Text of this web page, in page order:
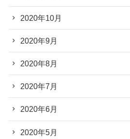
2020年10月
2020年9月
2020年8月
2020年7月
2020年6月
2020年5月